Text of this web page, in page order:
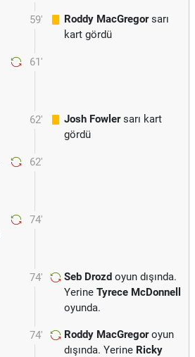
59' Roddy MacGregorsarı
kart gördü
61'
62' Josh Fowlersarı kart
gördü
62'
74'
74' Seb Drozd oyun dışında.
Yerine Tyrece McDonnell
oyunda.
74' Roddy MacGregoroyun
dışında. Yerine Ricky